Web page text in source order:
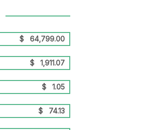
$ 64,799.00
$ 1,911.07
$ 1.05
$ 74.13